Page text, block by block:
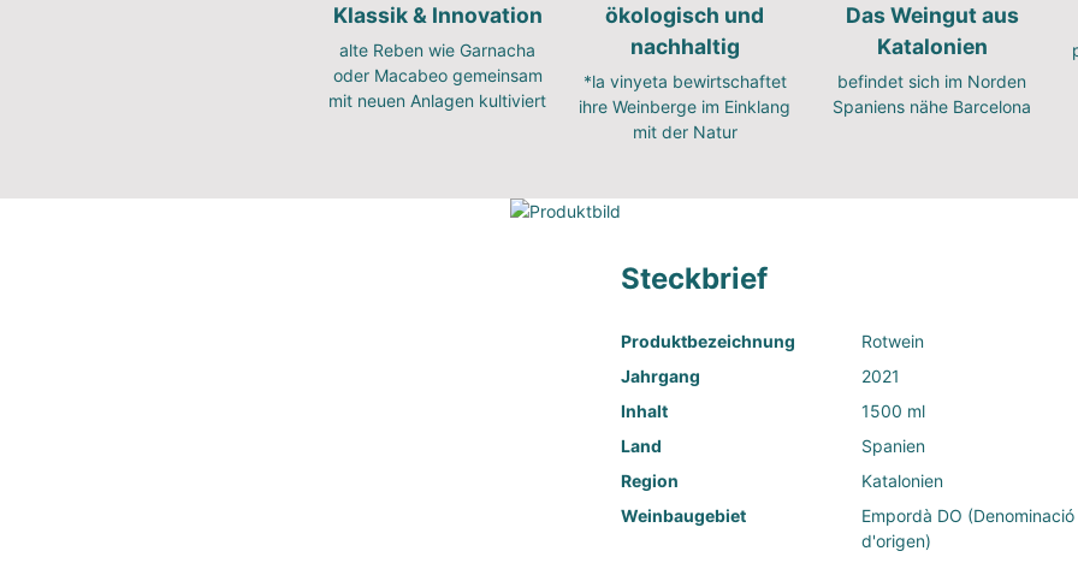
Klassik & Innovation
alte Reben wie Garnacha
oder Macabeo gemeinsam
mit neuen Anlagen kultiviert
ökologisch und
nachhaltig
*la vinyeta bewirtschaftet
ihre Weinberge im Einklang
mit der Natur
Das Weingut aus
Katalonien
befindet sich im Norden
Spaniens nähe Barcelona
Steckbrief
Produktbezeichnung
Rotwein
Jahrgang
2021
Inhalt
1500 ml
Land
Spanien
Region
Katalonien
Weinbaugebiet
Empordà DO (Denominació
d'origen)